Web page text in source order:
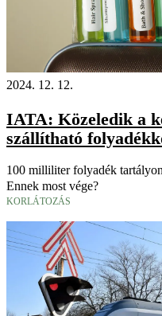
2024. 12. 12.
IATA: Közeledik a
szállítható
100 milliliter folyadék
Ennek most vége?
KORLÁTOZÁS